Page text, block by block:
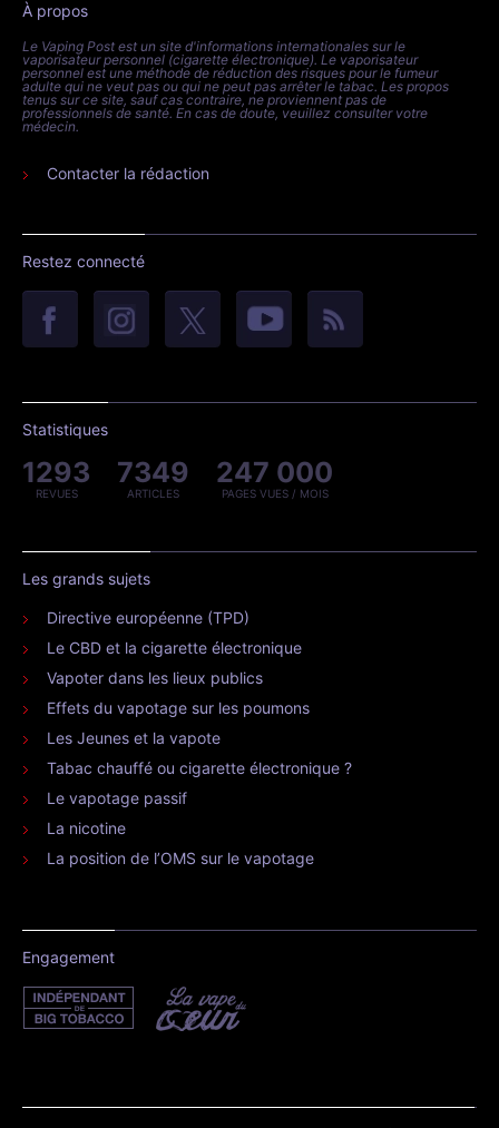
À propos
Le Vaping Post est un site d'informations internationales sur le
vaporisateur personnel (cigarette électronique). Le vaporisateur
personnel est une méthode de réduction des risques pour le fumeur
adulte qui ne veut pas ou qui ne peut pas arrêter le tabac. Les propos
tenus sur ce site, sauf cas contraire, ne proviennent pas de
professionnels de santé. En cas de doute, veuillez consulter votre
médecin.
Contacter la rédaction
Restez connecté
Statistiques
1293
REVUES
7349
ARTICLES
247 000
PAGES VUES / MOIS
Les grands sujets
Directive européenne (TPD)
Le CBD et la cigarette électronique
Vapoter dans les lieux publics
Effets du vapotage sur les poumons
Les Jeunes et la vapote
Tabac chauffé ou cigarette électronique ?
Le vapotage passif
La nicotine
La position de l’OMS sur le vapotage
Engagement